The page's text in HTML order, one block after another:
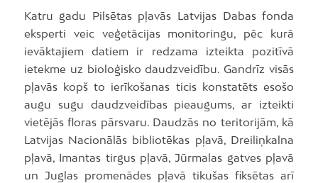
Katru gadu Pilsētas pļavās Latvijas Dabas fonda
eksperti veic veģetācijas monitoringu, pēc kurā
ievāktajiem datiem ir redzama izteikta pozitīvā
ietekme uz bioloģisko daudzveidību. Gandrīz visās
pļavās kopš to ierīkošanas ticis konstatēts esošo
augu sugu daudzveidības pieaugums, ar izteikti
vietējās floras pārsvaru. Daudzās no teritorijām, kā
Latvijas Nacionālās bibliotēkas pļavā, Dreiliņkalna
pļavā, Imantas tirgus pļavā, Jūrmalas gatves pļavā
un Juglas promenādes pļavā tikušas fiksētas arī